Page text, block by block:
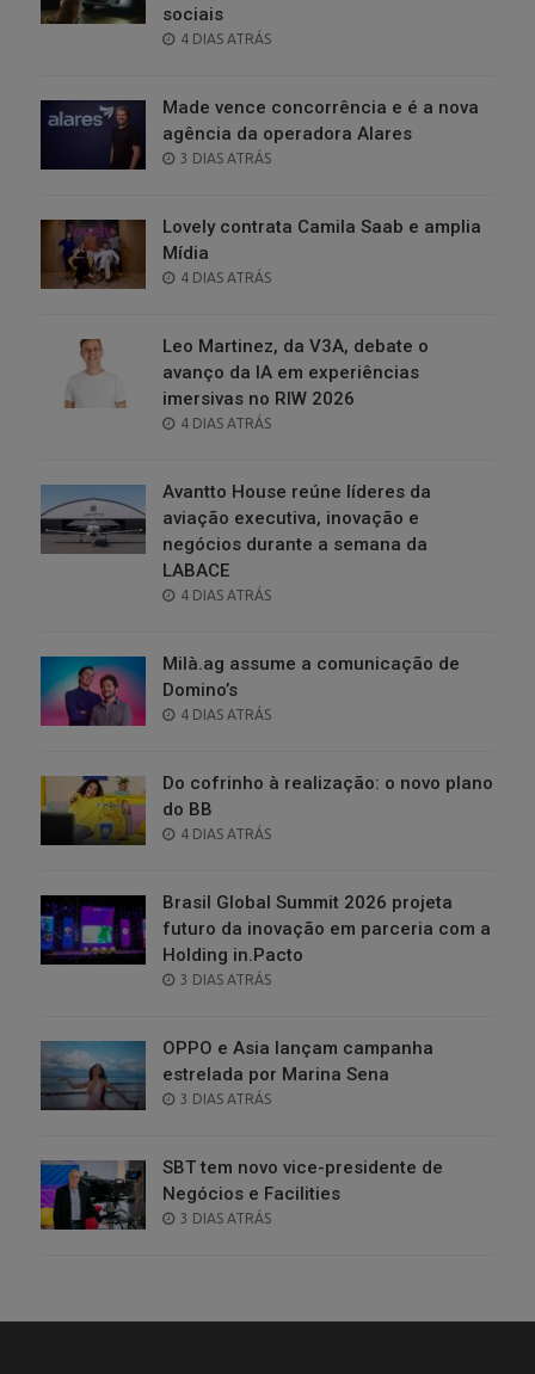
sociais
POSTED
4 DIAS ATRÁS
Made vence concorrência e é a nova
agência da operadora Alares
POSTED
3 DIAS ATRÁS
Lovely contrata Camila Saab e amplia
Mídia
POSTED
4 DIAS ATRÁS
Leo Martinez, da V3A, debate o
avanço da IA em experiências
imersivas no RIW 2026
POSTED
4 DIAS ATRÁS
Avantto House reúne líderes da
aviação executiva, inovação e
negócios durante a semana da
LABACE
POSTED
4 DIAS ATRÁS
Milà.ag assume a comunicação de
Domino’s
POSTED
4 DIAS ATRÁS
Do cofrinho à realização: o novo plano
do BB
POSTED
4 DIAS ATRÁS
Brasil Global Summit 2026 projeta
futuro da inovação em parceria com a
Holding in.Pacto
POSTED
3 DIAS ATRÁS
OPPO e Asia lançam campanha
estrelada por Marina Sena
POSTED
3 DIAS ATRÁS
SBT tem novo vice-presidente de
Negócios e Facilities
POSTED
3 DIAS ATRÁS